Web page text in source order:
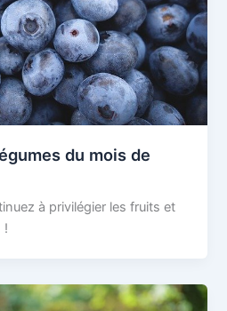
du mois de
à privilégier les fruits et
!